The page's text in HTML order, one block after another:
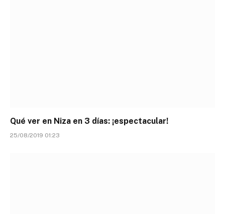
Qué ver en Niza en 3 días: ¡espectacular!
25/08/2019 01:23